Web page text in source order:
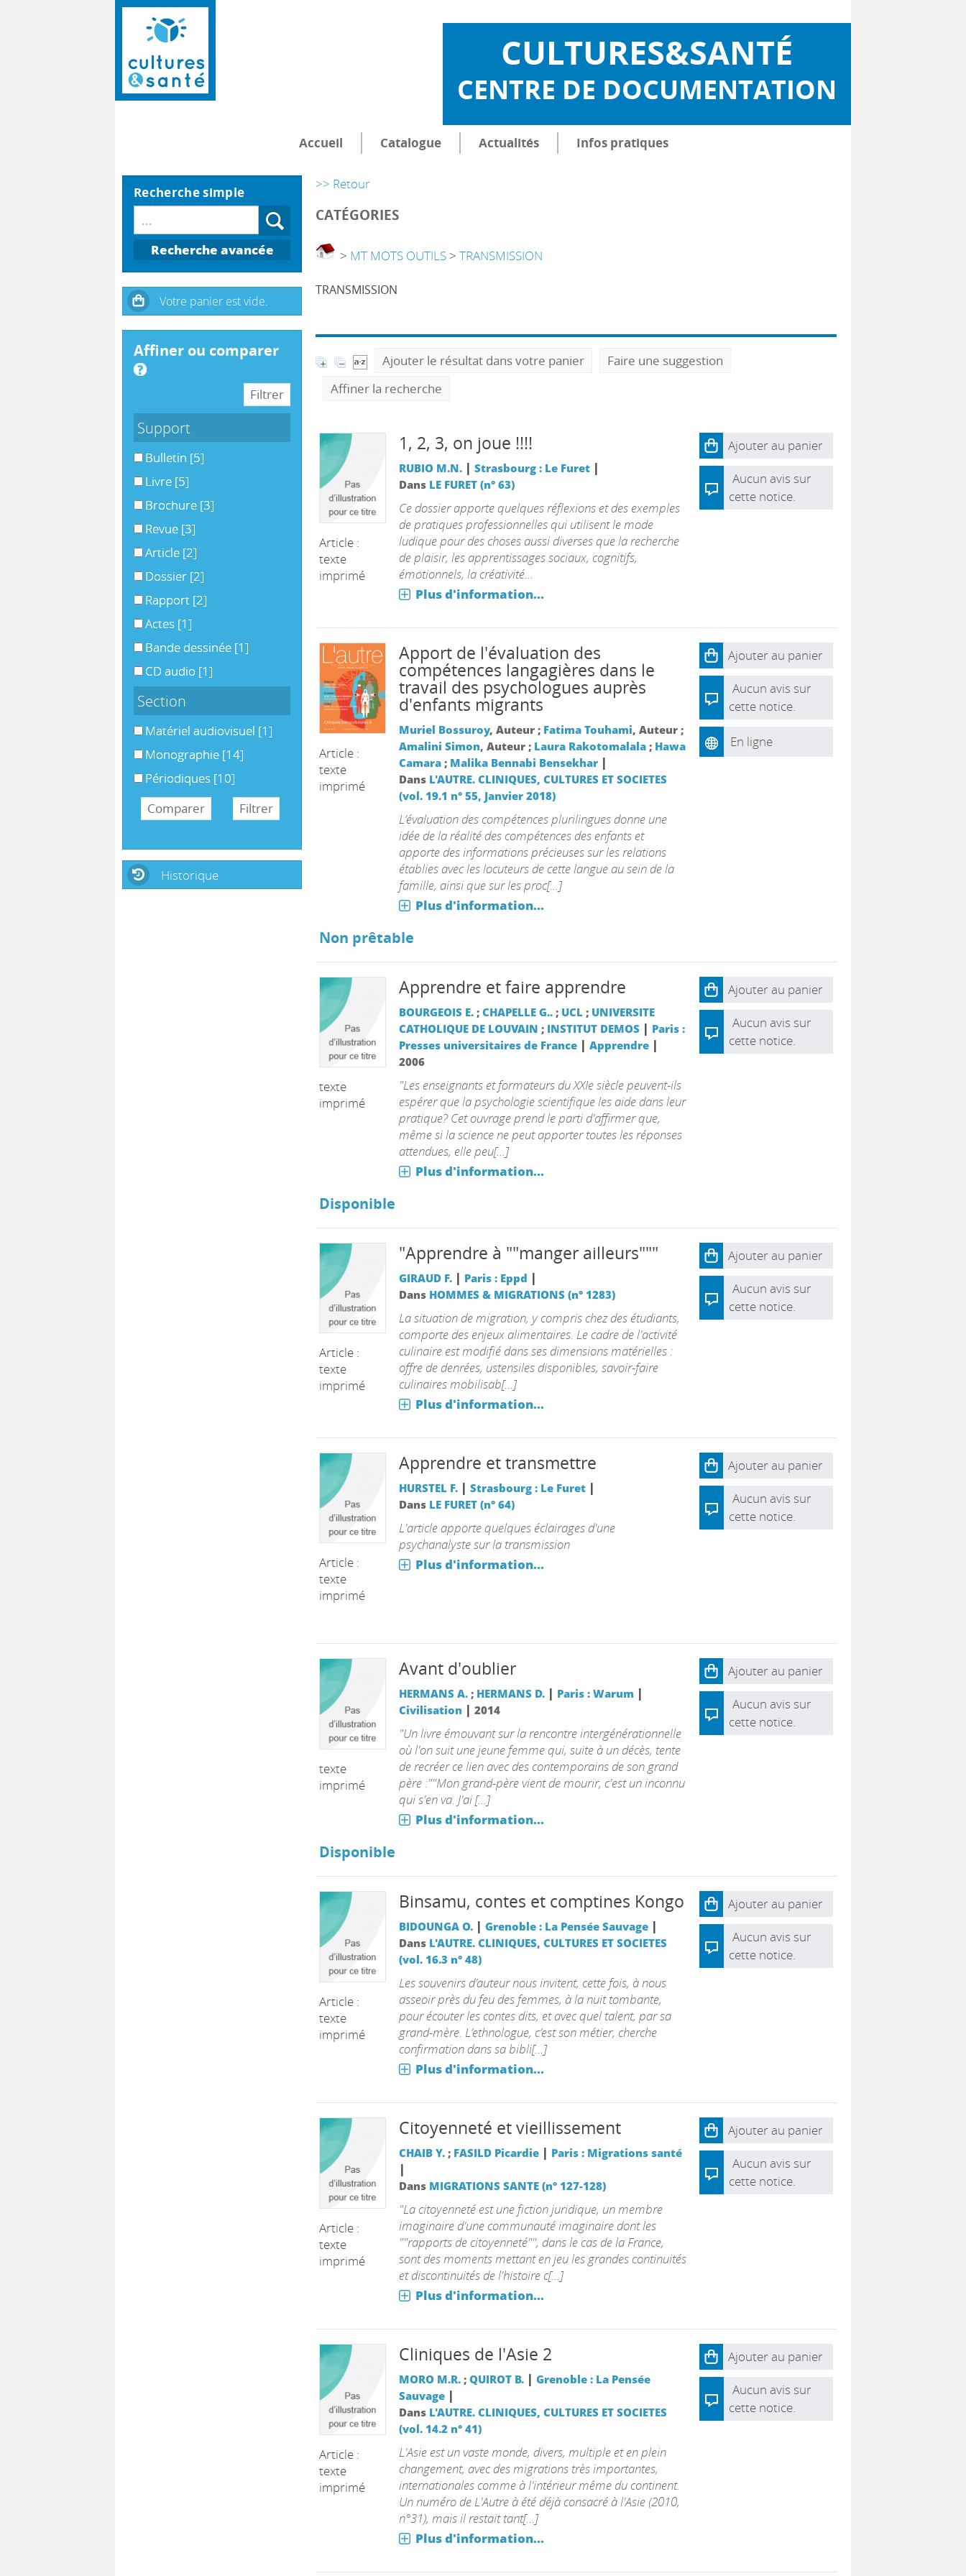
CULTURES&SANTÉ
CENTRE DE DOCUMENTATION
Accueil Catalogue Actualités Infos pratiques
>> Retour
CATÉGORIES
> MT MOTS OUTILS > TRANSMISSION
TRANSMISSION
Ajouter le résultat dans votre panier
Faire une suggestion
Affiner la recherche
Article :
texte
imprimé
1, 2, 3, on joue !!!!
RUBIO M.N. | Strasbourg : Le Furet|
Dans LE FURET (n° 63)
Ce dossier apporte quelques réflexions et des exemples
de pratiques professionnelles qui utilisent le mode
ludique pour des choses aussi diverses que la recherche
de plaisir, les apprentissages sociaux, cognitifs,
émotionnels, la créativité...
Plus d'information...
Ajouter au panier
Aucun avis sur
cette notice.
Article :
texte
imprimé
Apport de l'évaluation des
compétences langagières dans le
travail des psychologues auprès
d'enfants migrants
Muriel Bossuroy, Auteur ; Fatima Touhami, Auteur ;
Amalini Simon, Auteur ; Laura Rakotomalala; Hawa
Camara; Malika Bennabi Bensekhar |
Dans L'AUTRE. CLINIQUES, CULTURES ET SOCIETES
(vol. 19.1 n° 55, Janvier 2018)
L’évaluation des compétences plurilingues donne une
idée de la réalité des compétences des enfants et
apporte des informations précieuses sur les relations
établies avec les locuteurs de cette langue au sein de la
famille, ainsi que sur les proc[...]
Plus d'information...
Ajouter au panier
Aucun avis sur
cette notice.
En ligne
Non prêtable
texte
imprimé
Apprendre et faire apprendre
BOURGEOIS E.; CHAPELLE G..; UCL; UNIVERSITE
CATHOLIQUE DE LOUVAIN ; INSTITUT DEMOS | Paris :
Presses universitaires de France| Apprendre|
2006
"Les enseignants et formateurs du XXIe siècle peuvent-ils
espérer que la psychologie scientifique les aide dans leur
pratique? Cet ouvrage prend le parti d'affirmer que,
même si la science ne peut apporter toutes les réponses
attendues, elle peu[...]
Plus d'information...
Ajouter au panier
Aucun avis sur
cette notice.
Disponible
Article :
texte
imprimé
"Apprendre à ""manger ailleurs"""
GIRAUD F. | Paris : Eppd |
Dans HOMMES & MIGRATIONS (n° 1283)
La situation de migration, y compris chez des étudiants,
comporte des enjeux alimentaires. Le cadre de l'activité
culinaire est modifié dans ses dimensions matérielles :
offre de denrées, ustensiles disponibles, savoir-faire
culinaires mobilisab[...]
Plus d'information...
Ajouter au panier
Aucun avis sur
cette notice.
Article :
texte
imprimé
Apprendre et transmettre
HURSTEL F. | Strasbourg : Le Furet|
Dans LE FURET (n° 64)
L'article apporte quelques éclairages d'une
psychanalyste sur la transmission
Plus d'information...
Ajouter au panier
Aucun avis sur
cette notice.
texte
imprimé
Avant d'oublier
HERMANS A.; HERMANS D. | Paris : Warum |
Civilisation | 2014
"Un livre émouvant sur la rencontre intergénérationnelle
où l'on suit une jeune femme qui, suite à un décès, tente
de recréer ce lien avec des contemporains de son grand
père :""Mon grand-père vient de mourir, c'est un inconnu
qui s'en va. J'ai [...]
Plus d'information...
Ajouter au panier
Aucun avis sur
cette notice.
Disponible
Article :
texte
imprimé
Binsamu, contes et comptines Kongo
BIDOUNGA O. | Grenoble : La Pensée Sauvage|
Dans L'AUTRE. CLINIQUES, CULTURES ET SOCIETES
(vol. 16.3 n° 48)
Les souvenirs d’auteur nous invitent, cette fois, à nous
asseoir près du feu des femmes, à la nuit tombante,
pour écouter les contes dits, et avec quel talent, par sa
grand-mère. L’ethnologue, c’est son métier, cherche
confirmation dans sa bibli[...]
Plus d'information...
Ajouter au panier
Aucun avis sur
cette notice.
Article :
texte
imprimé
Citoyenneté et vieillissement
CHAIB Y.; FASILD Picardie | Paris : Migrations santé
|
Dans MIGRATIONS SANTE (n° 127-128)
"La citoyenneté est une fiction juridique, un membre
imaginaire d'une communauté imaginaire dont les
""rapports de citoyenneté"", dans le cas de la France,
sont des moments mettant en jeu les grandes continuités
et discontinuités de l'histoire c[...]
Plus d'information...
Ajouter au panier
Aucun avis sur
cette notice.
Article :
texte
imprimé
Cliniques de l'Asie 2
MORO M.R.; QUIROT B. | Grenoble : La Pensée
Sauvage|
Dans L'AUTRE. CLINIQUES, CULTURES ET SOCIETES
(vol. 14.2 n° 41)
L'Asie est un vaste monde, divers, multiple et en plein
changement, avec des migrations très importantes,
internationales comme à l'intérieur même du continent.
Un numéro de L'Autre à été déjà consacré à l'Asie (2010,
n°31), mais il restait tant[...]
Plus d'information...
Ajouter au panier
Aucun avis sur
cette notice.
Recherche simple
Recherche avancée
affiner ou comparer
Support
Bulletin [5]
Livre [5]
Brochure [3]
Revue [3]
Article [2]
Dossier [2]
Rapport [2]
Actes [1]
Bande dessinée [1]
CD audio [1]
Section
Matériel audiovisuel [1]
Monographie [14]
Périodiques [10]
Historique